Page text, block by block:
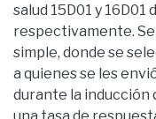
salud 15D01 y 16D01
respectivamente.
simple, donde se
a quienes se les
durante la inducción